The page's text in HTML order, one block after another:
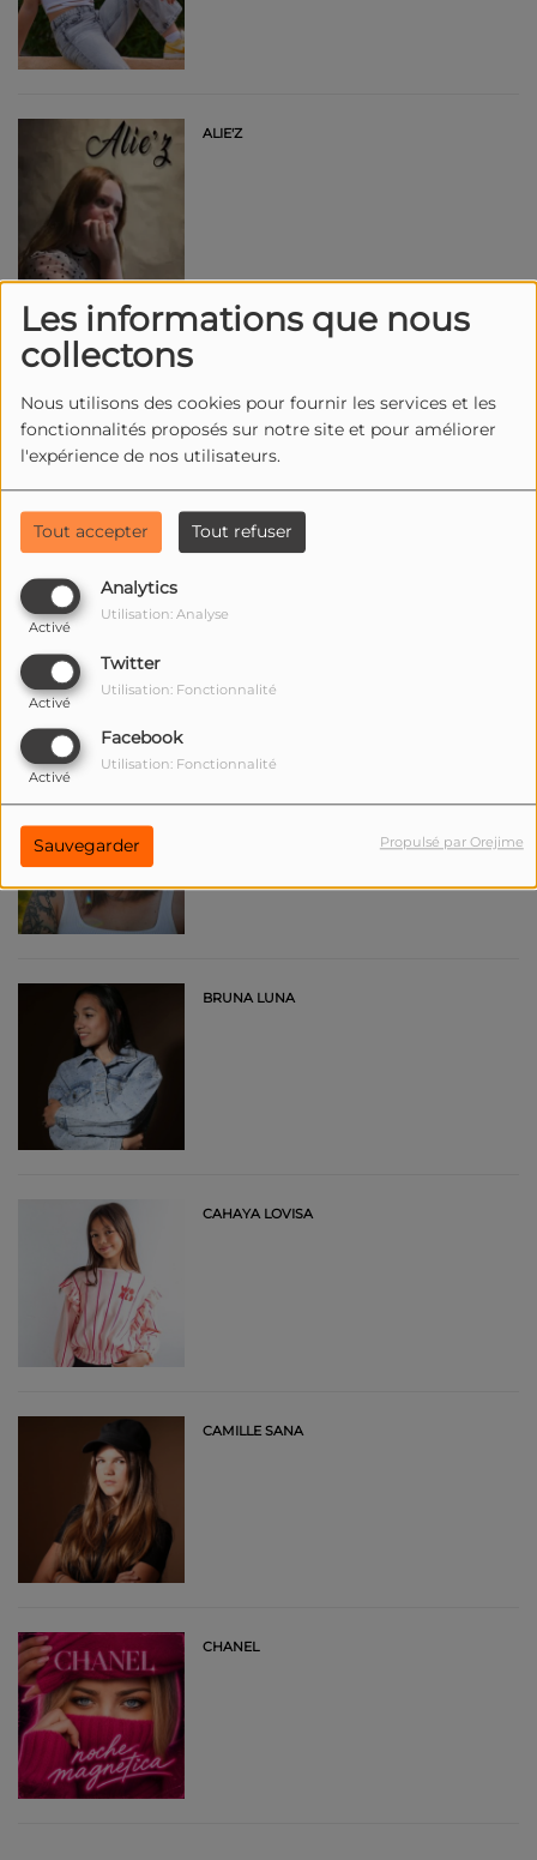
Les informations que nous
collectons
Nous utilisons des cookies pour fournir les services et les
fonctionnalités proposés sur notre site et pour améliorer
l'expérience de nos utilisateurs.
Tout accepter Tout refuser
Analytics
Activé
Utilisation: Analyse
Twitter
Activé
Utilisation: Fonctionnalité
Facebook
Activé
Utilisation: Fonctionnalité
Sauvegarder Propulsé par Orejime
ALIE'Z
BRUNA LUNA
CAHAYA LOVISA
CAMILLE SANA
CHANEL